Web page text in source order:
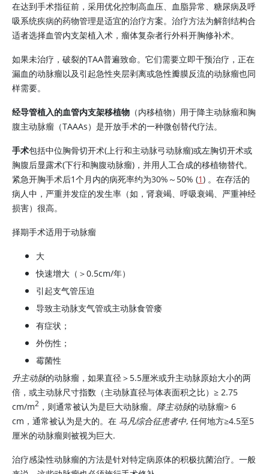
在达到手术指征前，采用优化控制高血压、血脂异常、糖尿病及呼
吸系统疾病的药物管理是适宜的治疗方案。治疗方法为解剖结构合
适者选择血管内支架植入术，瘤体复杂者行外科开胸修补术。
如果未治疗，破裂的TAA普遍致命。它们需要立即干预治疗，正在
漏血的动脉瘤以及引起急性夹层剥离或急性瓣膜反流的动脉瘤也同
样需要。
经导管植入的血管内支架移植物 （内移植物）用于降主动脉瘤和胸
腹主动脉瘤（TAAAs）是开放手术的一种微创替代疗法。
手术包括中位胸骨切开术(上行和主动脉弓动脉瘤)或左胸切开术或
胸腹后显露术(下行和胸腹动脉瘤)，并用人工合成的移植物替代。
紧急开胸手术后1个月内的病死率约为30%～50% (1) 。在存活的
病人中，严重并发症的发生率（如，肾衰竭、呼吸衰竭、严重神经
损害）很高。
择期手术适用于动脉瘤
大
快速增大（＞0.5cm/年）
引起支气管压迫
导致主动脉支气管或主动脉食管瘘
有症状；
外伤性；
霉菌性
升主动脉的动脉瘤，如果直径＞5.5厘米或升主动脉原始大小的两
倍，或主动脉尺寸指数（主动脉直径与体表面积之比）≥ 2.75
cm/m2 ，则通常被认为是巨大动脉瘤。 降主动脉的动脉瘤> 6
cm，通常被认为是大的。在 马凡综合征患者中, 任何地方≥4.5至5
厘米的动脉瘤则被视为巨大.
治疗感染性动脉瘤的方法是针对特定病原体的积极抗菌治疗。一般